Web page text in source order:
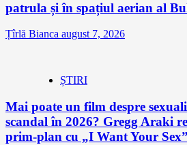
patrula și în spațiul aerian al
Țîrlă Bianca august 7, 2026
ȘTIRI
Mai poate un film despre
scandal în 2026? Gregg Araki
prim-plan cu „I Want Your Sex”